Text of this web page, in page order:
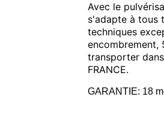
Avec le
s'adapte à tous
techniques
encombrement,
transporter
FRANCE.
GARANTIE: 18